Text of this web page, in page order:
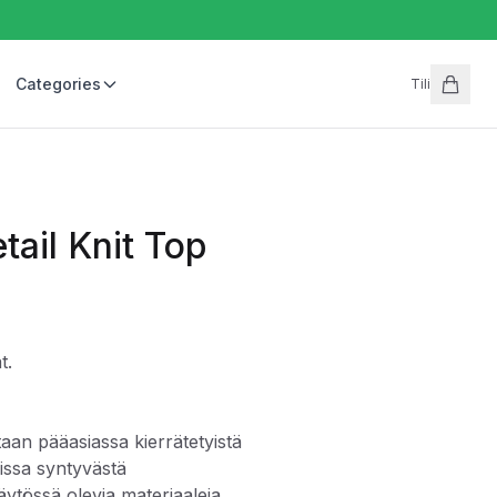
Categories Tili
Knit Top
pääasiassa kierrätetyistä
syntyvästä